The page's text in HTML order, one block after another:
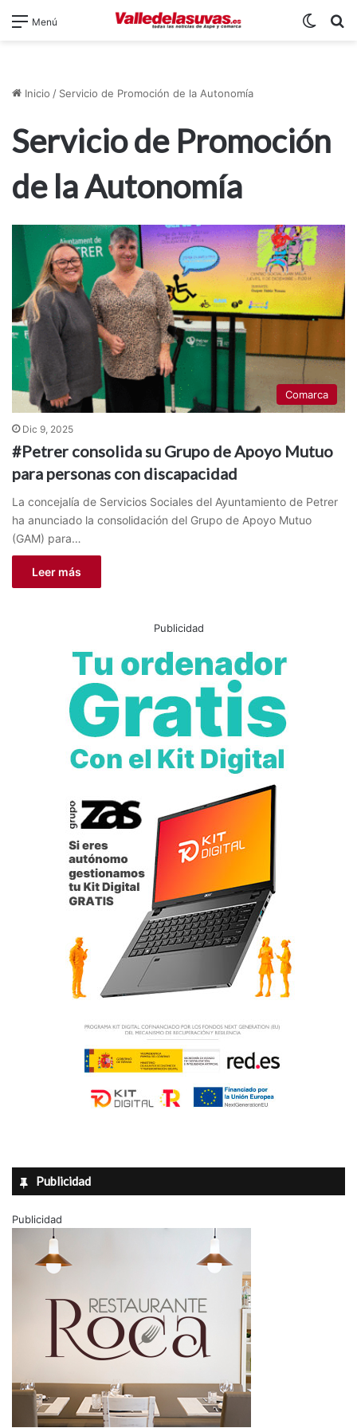
Menú
Inicio / Servicio de Promoción de la Autonomía
Servicio de Promoción
de la Autonomía
Comarca
Dic 9, 2025
#Petrer consolida su Grupo de Apoyo Mutuo
para personas con discapacidad
La concejalía de Servicios Sociales del Ayuntamiento de Petrer
ha anunciado la consolidación del Grupo de Apoyo Mutuo
(GAM) para…
Leer más
Publicidad
Publicidad
Publicidad